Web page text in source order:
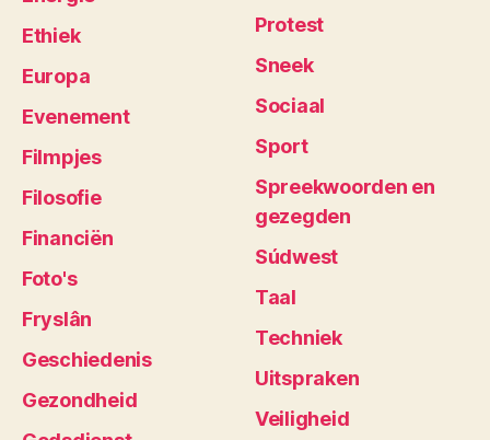
Ethiek
Europa
Evenement
Filmpjes
Filosofie
Financiën
Foto's
Fryslân
Geschiedenis
Gezondheid
Protest
Sneek
Sociaal
Sport
Spreekwoorden en
gezegden
Súdwest
Taal
Techniek
Uitspraken
Veiligheid